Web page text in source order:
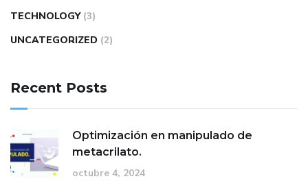
TECHNOLOGY (3)
UNCATEGORIZED (2)
Recent Posts
Optimización en manipulado de
metacrilato.
octubre 4, 2024